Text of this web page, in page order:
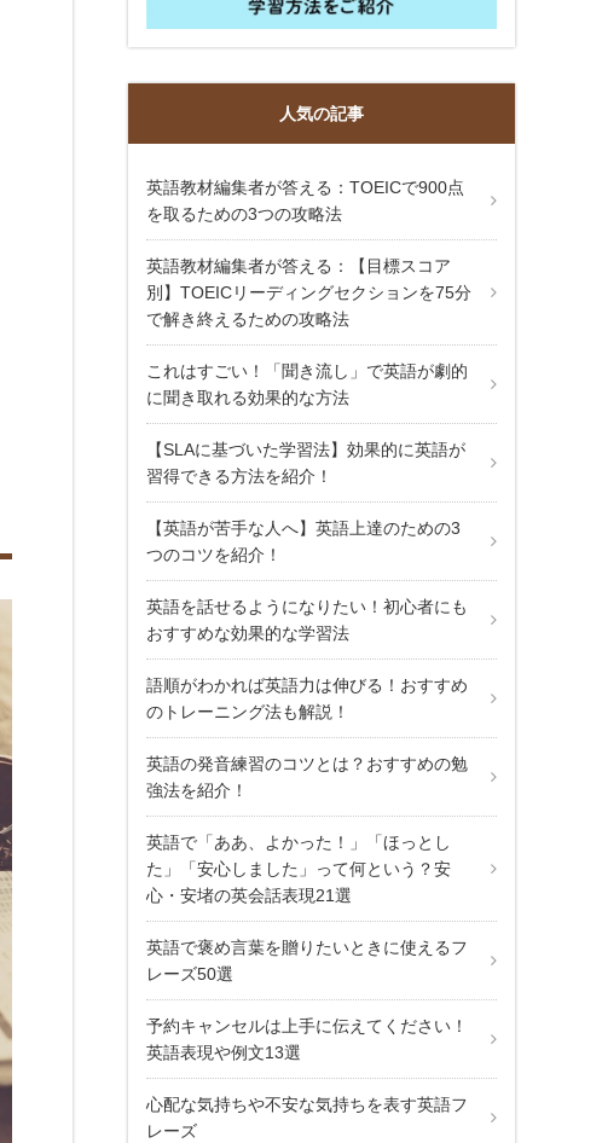
人気の記事
英語教材編集者が答える：TOEICで900点
を取るための3つの攻略法
英語教材編集者が答える：【目標スコア
別】TOEICリーディングセクションを75分
で解き終えるための攻略法
これはすごい！「聞き流し」で英語が劇的
に聞き取れる効果的な方法
【SLAに基づいた学習法】効果的に英語が
習得できる方法を紹介！
【英語が苦手な人へ】英語上達のための3
つのコツを紹介！
英語を話せるようになりたい！初心者にも
おすすめな効果的な学習法
語順がわかれば英語力は伸びる！おすすめ
のトレーニング法も解説！
英語の発音練習のコツとは？おすすめの勉
強法を紹介！
英語で「ああ、よかった！」「ほっとし
た」「安心しました」って何という？安
心・安堵の英会話表現21選
英語で褒め言葉を贈りたいときに使えるフ
レーズ50選
予約キャンセルは上手に伝えてください！
英語表現や例文13選
心配な気持ちや不安な気持ちを表す英語フ
レーズ